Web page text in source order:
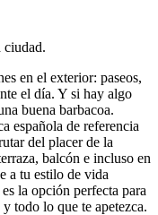
en el exterior: paseos,
el día. Y si hay algo
buena barbacoa.
española de referencia
del placer de la
balcón e incluso en
a tu estilo de vida
la opción perfecta para
todo lo que te apetezca.